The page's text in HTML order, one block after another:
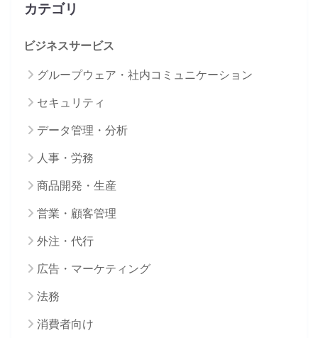
カテゴリ
ビジネスサービス
グループウェア・社内コミュニケーション
セキュリティ
データ管理・分析
人事・労務
商品開発・生産
営業・顧客管理
外注・代行
広告・マーケティング
法務
消費者向け